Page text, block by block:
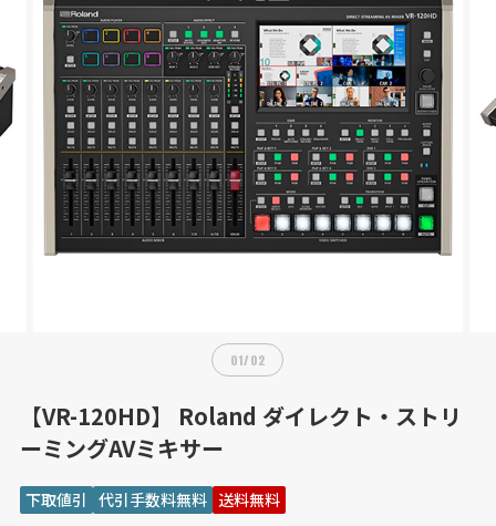
01/02
【VR-120HD】 Roland ダイレクト・ストリ
ーミングAVミキサー
下取値引 代引手数料無料 送料無料